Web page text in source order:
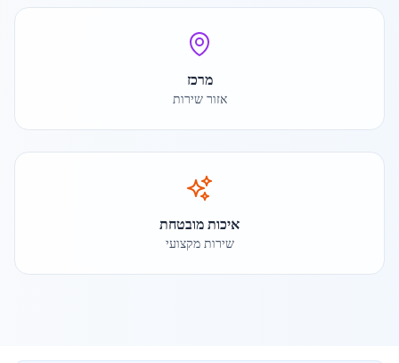
מרכז
אזור שירות
איכות מובטחת
שירות מקצועי